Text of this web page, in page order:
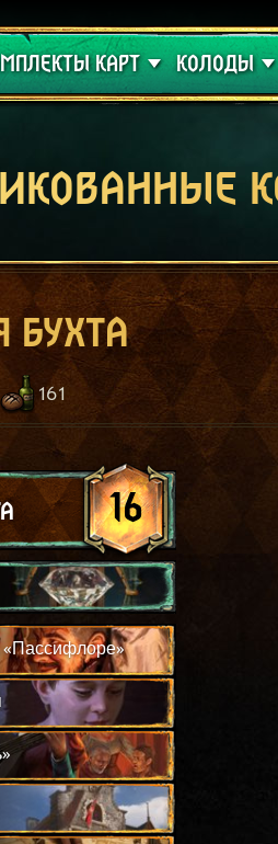
КАРТ
проклятие
КОЛОДЫ
Гайды
бухта
161
16